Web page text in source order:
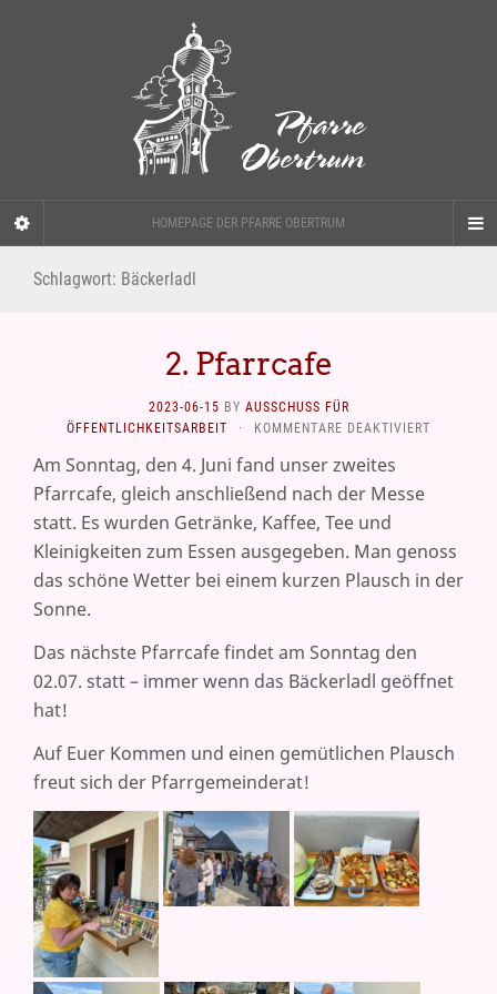
HOMEPAGE DER PFARRE OBERTRUM
Schlagwort: Bäckerladl
2. Pfarrcafe
2023-06-15 BY AUSSCHUSS FÜR
ÖFFENTLICHKEITSARBEIT
· KOMMENTARE DEAKTIVIERT
Am Sonntag, den 4. Juni fand unser zweites
Pfarrcafe, gleich anschließend nach der Messe
statt. Es wurden Getränke, Kaffee, Tee und
Kleinigkeiten zum Essen ausgegeben. Man genoss
das schöne Wetter bei einem kurzen Plausch in der
Sonne.
Das nächste Pfarrcafe findet am Sonntag den
02.07. statt – immer wenn das Bäckerladl geöffnet
hat!
Auf Euer Kommen und einen gemütlichen Plausch
freut sich der Pfarrgemeinderat!